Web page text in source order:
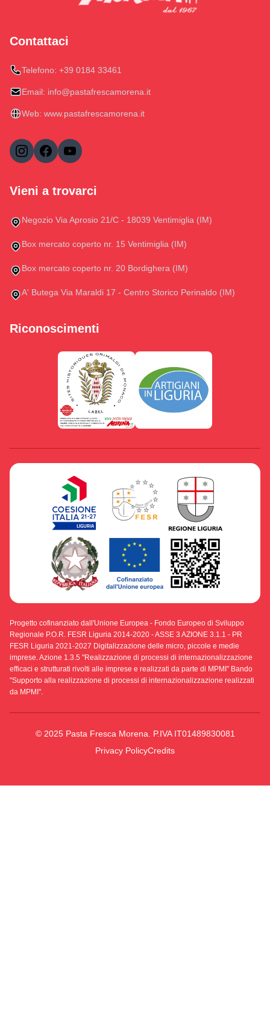
Contattaci
Telefono: +39 0184 33461
Email: info@pastafrescamorena.it
Web: www.pastafrescamorena.it
Vieni a trovarci
Negozio Via Aprosio 21/C - 18039 Ventimiglia (IM)
Box mercato coperto nr. 15 Ventimiglia (IM)
Box mercato coperto nr. 20 Bordighera (IM)
A' Butega Via Maraldi 17 - Centro Storico Perinaldo (IM)
Riconoscimenti
Progetto cofinanziato dall'Unione Europea - Fondo Europeo di Sviluppo
Regionale P.O.R. FESR Liguria 2014-2020 - ASSE 3 AZIONE 3.1.1 - PR
FESR Liguria 2021-2027 Digitalizzazione delle micro, piccole e medie
imprese. Azione 1.3.5 "Realizzazione di processi di internazionalizzazione
efficaci e strutturati rivolti alle imprese e realizzati da parte di MPMI" Bando
"Supporto alla realizzazione di processi di internazionalizzazione realizzati
da MPMI".
© 2025 Pasta Fresca Morena. P.IVA IT01489830081
Privacy PolicyCredits